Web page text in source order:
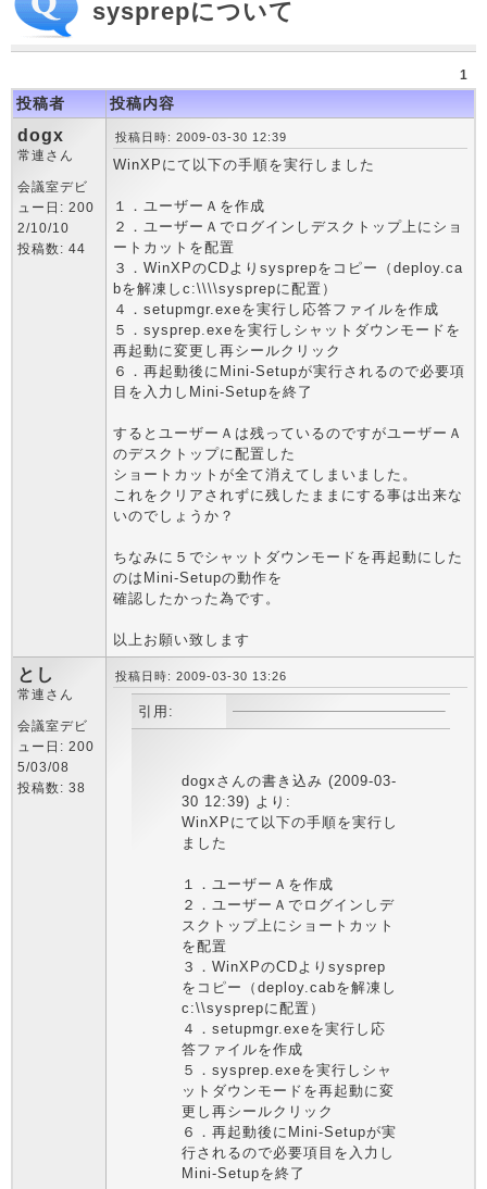
sysprepについて
1
投稿者 投稿内容
dogx
常連さん
会議室デビ
ュー日: 200
2/10/10
投稿数: 44
投稿日時: 2009-03-30 12:39
WinXPにて以下の手順を実行しました
１．ユーザーＡを作成
２．ユーザーＡでログインしデスクトップ上にショ
ートカットを配置
３．WinXPのCDよりsysprepをコピー（deploy.ca
bを解凍しc:\\\\sysprepに配置）
４．setupmgr.exeを実行し応答ファイルを作成
５．sysprep.exeを実行しシャットダウンモードを
再起動に変更し再シールクリック
６．再起動後にMini-Setupが実行されるので必要項
目を入力しMini-Setupを終了
するとユーザーＡは残っているのですがユーザーＡ
のデスクトップに配置した
ショートカットが全て消えてしまいました。
これをクリアされずに残したままにする事は出来な
いのでしょうか？
ちなみに５でシャットダウンモードを再起動にした
のはMini-Setupの動作を
確認したかった為です。
以上お願い致します
とし
常連さん
会議室デビ
ュー日: 200
5/03/08
投稿数: 38
投稿日時: 2009-03-30 13:26
引用:
dogxさんの書き込み (2009-03-
30 12:39) より:
WinXPにて以下の手順を実行し
ました
１．ユーザーＡを作成
２．ユーザーＡでログインしデ
スクトップ上にショートカット
を配置
３．WinXPのCDよりsysprep
をコピー（deploy.cabを解凍し
c:\\sysprepに配置）
４．setupmgr.exeを実行し応
答ファイルを作成
５．sysprep.exeを実行しシャ
ットダウンモードを再起動に変
更し再シールクリック
６．再起動後にMini-Setupが実
行されるので必要項目を入力し
Mini-Setupを終了